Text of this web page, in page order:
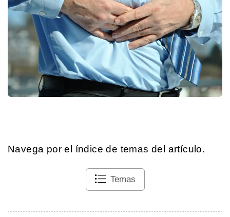
Navega por el índice de temas del artículo.
Temas